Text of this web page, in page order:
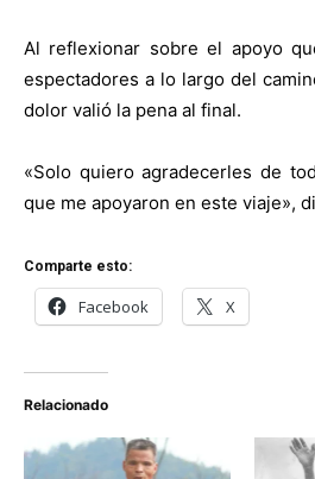
Al reflexionar sobre el apoyo
espectadores a lo largo del
dolor valió la pena al final.
«Solo quiero agradecerles de
que me apoyaron en este viaje»,
Comparte esto:
Facebook X
Relacionado